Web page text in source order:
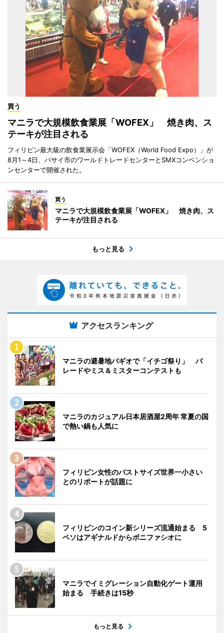
買う
マニラで大規模飲食業展「WOFEX」 焼き肉、ス
テーキが注目される
フィリピン最大級の飲食業展示会「WOFEX（World Food Expo）」が
8月1～4日、パサイ市のワールドトレードセンターとSMXコンベンショ
ンセンターで開催された。
買う
マニラで大規模飲食業展「WOFEX」 焼き肉、ス
テーキが注目される
もっと見る
アクセスランキング
マニラの避暑地バギオで「イチゴ祭り」 パ
レードやミス＆ミスターコンテストも
マニラのカジュアル日本居酒屋2周年 常夏の国
で熱い鍋も人気に
フィリピン女性のバストサイズ世界一小さい
とのリポートが話題に
フィリピンのコイン新シリーズ流通始まる 5
ペソはアギナルドからボニファシオに
マニラでイミグレーション自動化ゲート運用
始まる 手続きは15秒
もっと見る